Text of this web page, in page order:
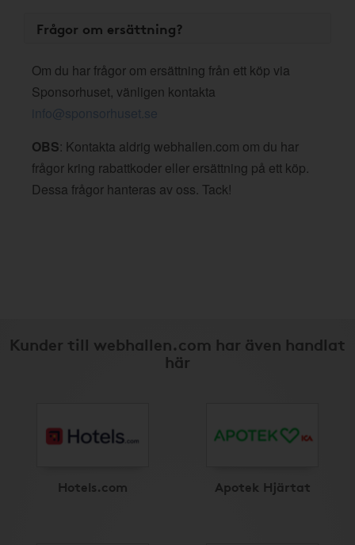
Frågor om ersättning?
Om du har frågor om ersättning från ett köp via
Sponsorhuset, vänligen kontakta
info@sponsorhuset.se
OBS: Kontakta aldrig webhallen.com om du har
frågor kring rabattkoder eller ersättning på ett köp.
Dessa frågor hanteras av oss. Tack!
Kunder till webhallen.com har även handlat
här
Hotels.com Apotek Hjärtat